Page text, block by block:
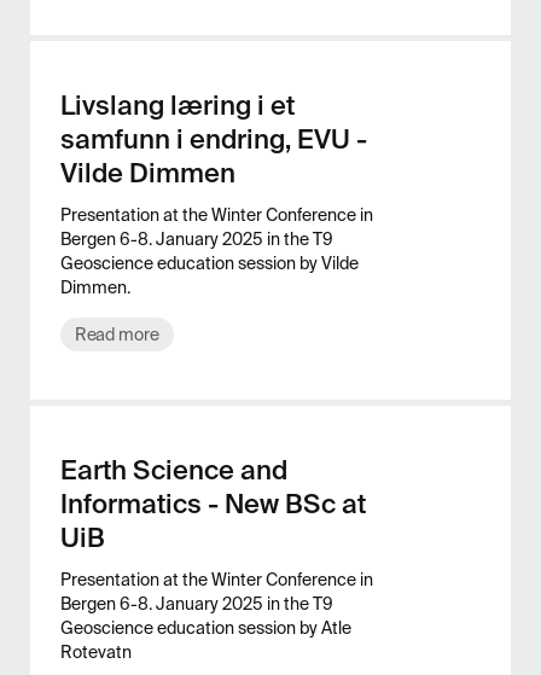
Livslang læring i et
samfunn i endring, EVU -
Vilde Dimmen
Presentation at the Winter Conference in
Bergen 6-8. January 2025 in the T9
Geoscience education session by Vilde
Dimmen.
Read more
Earth Science and
Informatics - New BSc at
UiB
Presentation at the Winter Conference in
Bergen 6-8. January 2025 in the T9
Geoscience education session by Atle
Rotevatn